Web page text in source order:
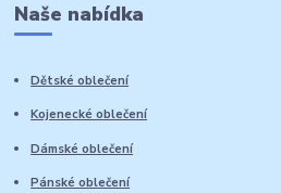
Naše nabídka
Dětské oblečení
Kojenecké oblečení
Dámské oblečení
Pánské oblečení